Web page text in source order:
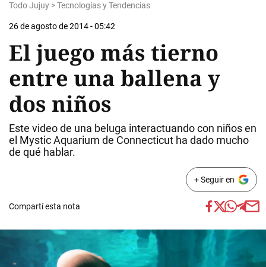
Todo Jujuy >Tecnologías y Tendencias
26 de agosto de 2014 - 05:42
El juego más tierno
entre una ballena y
dos niños
Este video de una beluga interactuando con niños en
el Mystic Aquarium de Connecticut ha dado mucho
de qué hablar.
+ Seguir en
Compartí esta nota